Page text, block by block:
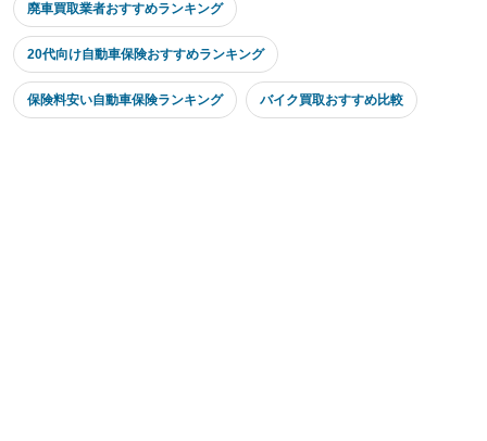
廃車買取業者おすすめランキング
20代向け自動車保険おすすめランキング
保険料安い自動車保険ランキング バイク買取おすすめ比較